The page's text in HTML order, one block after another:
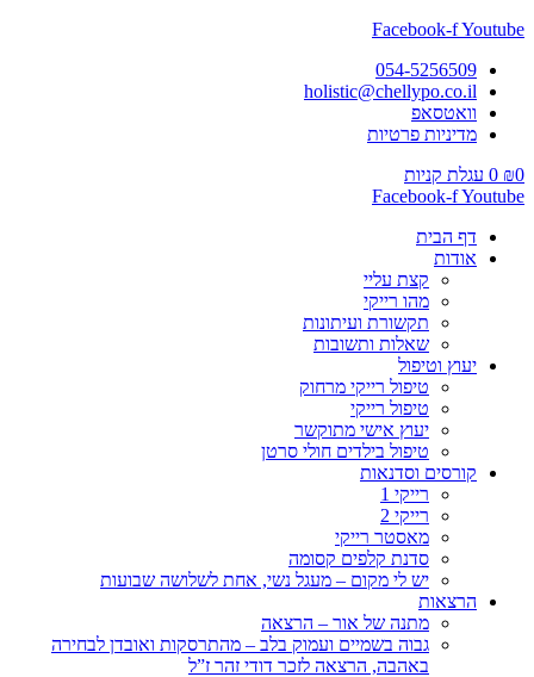
Facebook-fYoutube
054-5256509
holistic@chellypo.co.il
וואטסאפ
מדיניות פרטיות
₪0
0 עגלת קניות
Facebook-fYoutube
דף הבית
אודות
קצת עליי
מהו רייקי
תקשורת ועיתונות
שאלות ותשובות
יעוץ וטיפול
טיפול רייקי מרחוק
טיפול רייקי
יעוץ אישי מתוקשר
טיפול בילדים חולי סרטן
קורסים וסדנאות
רייקי 1
רייקי 2
מאסטר רייקי
סדנת קלפים קסומה
יש לי מקום – מעגל נשי, אחת לשלושה שבועות
הרצאות
מתנה של אור – הרצאה
גבוה בשמיים ועמוק בלב – מהתרסקות ואובדן לבחירה
באהבה, הרצאה לזכר דודי זהר ז”ל